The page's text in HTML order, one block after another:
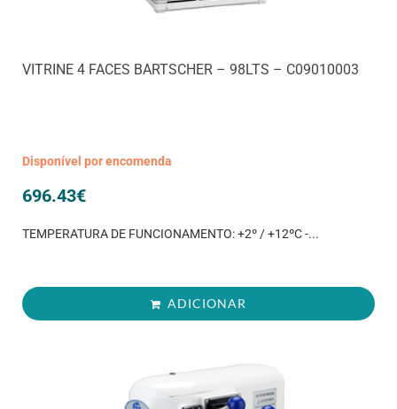
VITRINE 4 FACES BARTSCHER – 98LTS – C09010003
Disponível por encomenda
696.43€
TEMPERATURA DE FUNCIONAMENTO: +2º / +12ºC -...
ADICIONAR